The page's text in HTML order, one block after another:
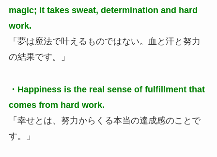
magic; it takes sweat, determination and hard
work.
「夢は魔法で叶えるものではない。血と汗と努力
の結果です。」
・Happiness is the real sense of fulfillment that
comes from hard work.
「幸せとは、努力からくる本当の達成感のことで
す。」